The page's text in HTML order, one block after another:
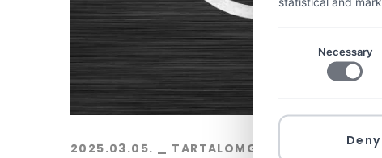
2025.03.05. TARTALOMGYÁRTÁS BY
Necessary
Deny